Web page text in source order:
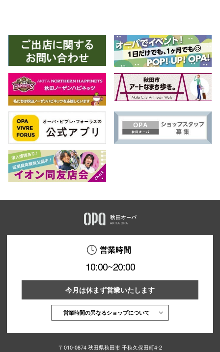
営業時間
10:00~20:00
今月は休まず営業いたします
営業時間の異なるショップについて
〒010-0874 秋田県秋田市 千秋久保田町4-2